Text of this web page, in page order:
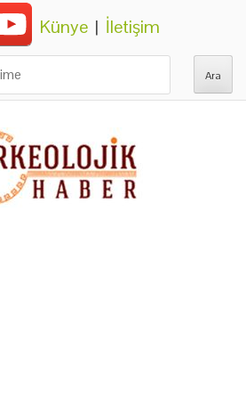
Künye | İletişim